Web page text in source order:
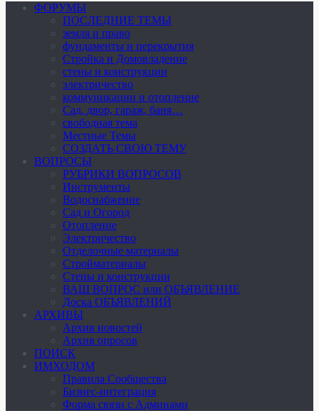
ФОРУМЫ
ПОСЛЕДНИЕ ТЕМЫ
земля и право
фундаменты и перекрытия
Стройка и Домовладение
стены и конструкции
электричество
коммуникации и отопление
Cад, двор, гараж, баня…
свободная тема
Местные Темы
СОЗДАТЬ СВОЮ ТЕМУ
ВОПРОСЫ
РУБРИКИ ВОПРОСОВ
Инструменты
Водоснабжение
Сад и Огород
Отопление
Электричество
Отделочные материалы
Стройматериалы
Стены и конструкции
ВАШ ВОПРОС или ОБЪЯВЛЕНИЕ
Доска ОБЪЯВЛЕНИЙ
АРХИВЫ
Архив новостей
Архив опросов
ПОИСК
ИМХОДОМ
Правила Сообщества
Бизнес-интеграция
Форма связи с Админами